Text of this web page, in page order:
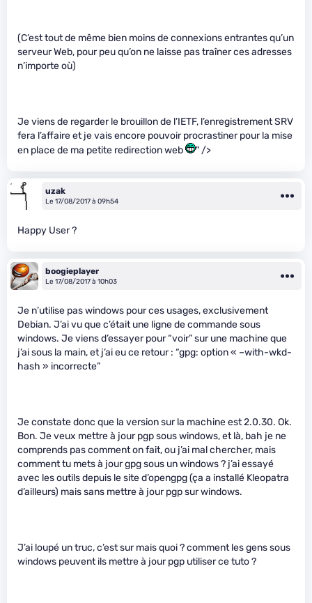
(C’est tout de même bien moins de connexions entrantes qu’un
serveur Web, pour peu qu’on ne laisse pas traîner ces adresses
n’importe où)
Je viens de regarder le brouillon de l’IETF, l’enregistrement SRV
fera l’affaire et je vais encore pouvoir procrastiner pour la mise
en place de ma petite redirection web
" />
uzak
Le 17/08/2017 à 09h54
Happy User ?
boogieplayer
Le 17/08/2017 à 10h03
Je n’utilise pas windows pour ces usages, exclusivement
Debian. J’ai vu que c’était une ligne de commande sous
windows. Je viens d’essayer pour “voir” sur une machine que
j’ai sous la main, et j’ai eu ce retour : “gpg: option « –with-wkd-
hash » incorrecte”
Je constate donc que la version sur la machine est 2.0.30. Ok.
Bon. Je veux mettre à jour pgp sous windows, et là, bah je ne
comprends pas comment on fait, ou j’ai mal chercher, mais
comment tu mets à jour gpg sous un windows ? j’ai essayé
avec les outils depuis le site d’opengpg (ça a installé Kleopatra
d’ailleurs) mais sans mettre à jour pgp sur windows.
J’ai loupé un truc, c’est sur mais quoi ? comment les gens sous
windows peuvent ils mettre à jour pgp utiliser ce tuto ?